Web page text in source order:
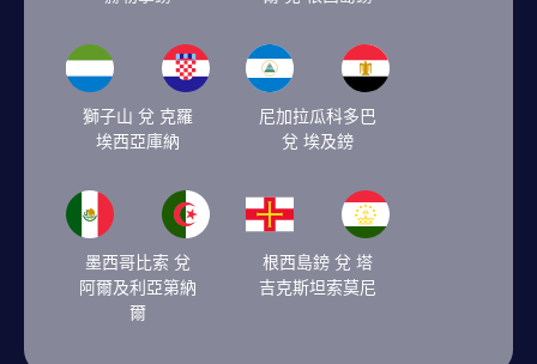
獅子山 兌 克羅
埃西亞庫納
尼加拉瓜科多巴
兌 埃及鎊
墨西哥比索 兌
阿爾及利亞第納
爾
根西島鎊 兌 塔
吉克斯坦索莫尼